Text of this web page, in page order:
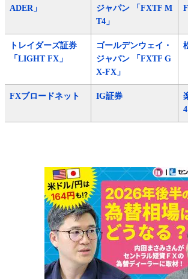
ADER」
ジャパン 「FXTF M
T4」
トレイダーズ証券
「LIGHT FX」
ゴールデンウェイ・
ジャパン 「FXTF G
X-FX」
FXブロードネット IG証券
4